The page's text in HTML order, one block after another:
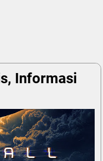
Informasi